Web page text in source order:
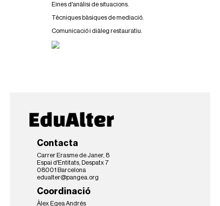
-
a
l
2
-
e
t
a
t
e
i
e
Eines d'anàlisi de situacions.
Tècniques bàsiques de mediació.
Comunicació i diàleg restauratiu.
Contacta
Carrer Erasme de Janer, 8
Espai d'Entitats, Despatx 7
08001 Barcelona
edualter@pangea.org
Coordinació
Àlex Egea Andrés